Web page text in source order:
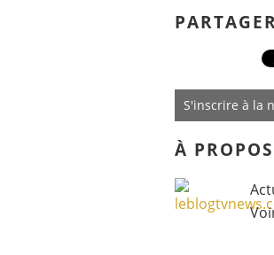
S'inscrire à la
À PROPOS